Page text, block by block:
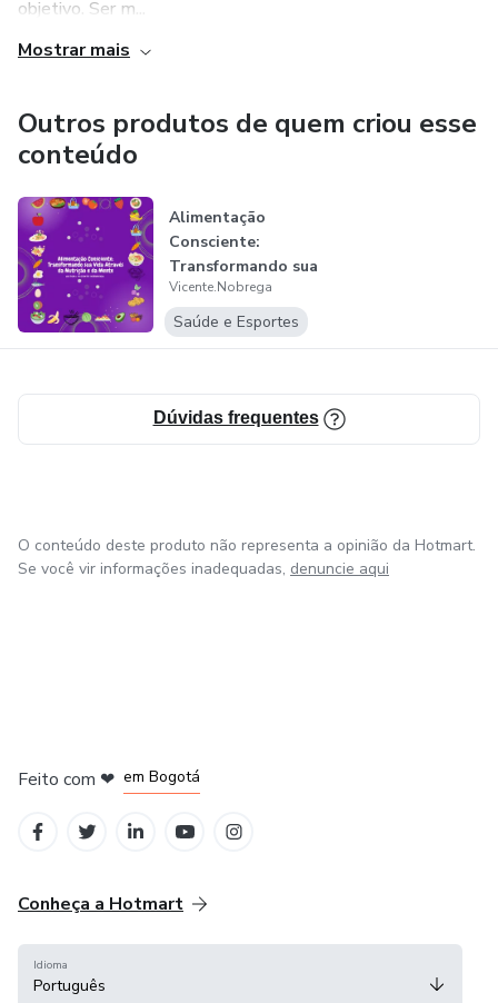
objetivo. Ser m...
Mostrar mais
Outros produtos de quem criou esse
conteúdo
Alimentação
Consciente:
Transformando sua
Vida Através da
Nu...
Vicente.Nobrega
Saúde e Esportes
Dúvidas frequentes
O conteúdo deste produto não representa a opinião da Hotmart.
Se você vir informações inadequadas, denuncie aqui
Feito com ❤ em Bogotá
Conheça a Hotmart
Idioma
Português